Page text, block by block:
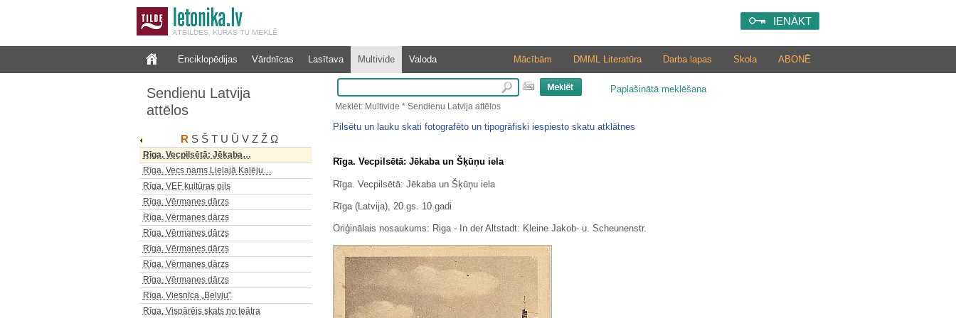
IENĀKT
Enciklopēdijas Vārdnīcas Lasītava Multivide Valoda ABONĒ
Skola
Darba lapas
DMML Literatūra
Mācībām
Sendienu Latvija
attēlos
R S Š T U Ū V Z Ž Ω
Rīga. Vācu teātris
Rīga. Valdemāra iela
Rīga. Valsts banka
Rīga. Valsts latviešu un…
Rīga. Valsts Mākslas Akadēmija
Rīga. Valsts operas un baleta…
Rīga. Vecpilsēta
Rīga. Vecpilsētā: Jēkaba…
Rīga. Vecs nams Lielajā Kalēju…
Rīga. VEF kultūras pils
Rīga. Vērmanes dārzs
Rīga. Vērmanes dārzs
Rīga. Vērmanes dārzs
Rīga. Vērmanes dārzs
Rīga. Vērmanes dārzs
Rīga. Vērmanes dārzs
Rīga. Viesnīca „Belvju”
Rīga. Vispārējs skats no teātra
Paplašinātā meklēšana
Meklēt: Multivide * Sendienu Latvija attēlos
Pilsētu un lauku skati fotografēto un tipogrāfiski iespiesto skatu atklātnes
Rīga. Vecpilsētā: Jēkaba un Šķūņu iela
Rīga. Vecpilsētā: Jēkaba un Šķūņu iela
Rīga (Latvija), 20.gs. 10.gadi
Oriģinālais nosaukums: Riga - In der Altstadt: Kleine Jakob- u. Scheunenstr.